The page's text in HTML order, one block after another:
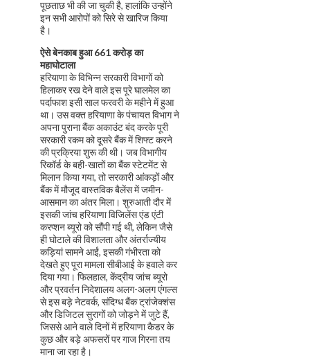
पूछताछ भी की जा चुकी है, हालांकि उन्होंने
इन सभी आरोपों को सिरे से खारिज किया
है।
ऐसे बेनकाब हुआ 661 करोड़ का
महाघोटाला
हरियाणा के विभिन्न सरकारी विभागों को
हिलाकर रख देने वाले इस पूरे घालमेल का
पर्दाफाश इसी साल फरवरी के महीने में हुआ
था। उस वक्त हरियाणा के पंचायत विभाग ने
अपना पुराना बैंक अकाउंट बंद करके पूरी
सरकारी रकम को दूसरे बैंक में शिफ्ट करने
की प्रक्रिया शुरू की थी। जब विभागीय
रिकॉर्ड के बही-खातों का बैंक स्टेटमेंट से
मिलान किया गया, तो सरकारी आंकड़ों और
बैंक में मौजूद वास्तविक बैलेंस में जमीन-
आसमान का अंतर मिला। शुरुआती दौर में
इसकी जांच हरियाणा विजिलेंस एंड एंटी
करप्शन ब्यूरो को सौंपी गई थी, लेकिन जैसे
ही घोटाले की विशालता और अंतर्राज्यीय
कड़ियां सामने आईं, इसकी गंभीरता को
देखते हुए पूरा मामला सीबीआई के हवाले कर
दिया गया। फिलहाल, केंद्रीय जांच ब्यूरो
और प्रवर्तन निदेशालय अलग-अलग एंगल्स
से इस बड़े नेटवर्क, संदिग्ध बैंक ट्रांजेक्शंस
और डिजिटल सुरागों को जोड़ने में जुटे हैं,
जिससे आने वाले दिनों में हरियाणा कैडर के
कुछ और बड़े अफसरों पर गाज गिरना तय
माना जा रहा है।